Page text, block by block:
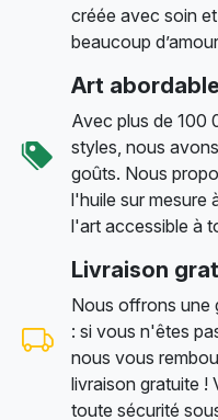
créée avec soin
beaucoup
Art
Avec plus de 100
styles, nous
goûts. Nous
l'huile sur mesure
l'art accessible à
Livraison
Nous offrons une
: si vous n'êtes
nous vous
livraison gratuite
toute sécurité